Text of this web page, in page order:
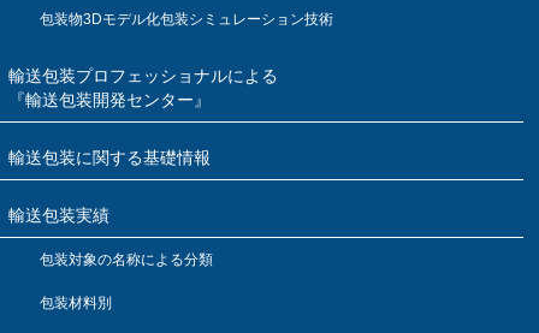
包装物3Dモデル化包装シミュレーション技術
輸送包装プロフェッショナルによる
『輸送包装開発センター』
輸送包装に関する基礎情報
輸送包装実績
包装対象の名称による分類
包装材料別